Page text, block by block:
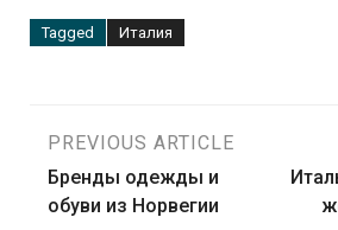
Tagged Италия
Навигация
по
PREVIOUS ARTICLE
Бренды одежды и
обуви из Норвегии